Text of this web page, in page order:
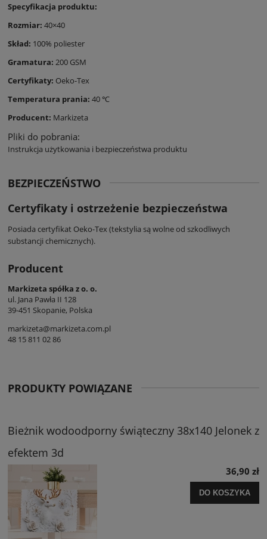
Specyfikacja produktu:
Rozmiar: 40×40
Skład: 100% poliester
Gramatura: 200 GSM
Certyfikaty: Oeko-Tex
Temperatura prania: 40 ℃
Producent: Markizeta
Pliki do pobrania:
Instrukcja użytkowania i bezpieczeństwa produktu
BEZPIECZEŃSTWO
Certyfikaty i ostrzeżenie bezpieczeństwa
Posiada certyfikat Oeko-Tex (tekstylia są wolne od szkodliwych
substancji chemicznych).
Producent
Markizeta spółka z o. o.
ul. Jana Pawła II 128
39-451 Skopanie, Polska
markizeta@markizeta.com.pl
48 15 811 02 86
PRODUKTY POWIĄZANE
Bieżnik wodoodporny świąteczny 38x140 Jelonek z
efektem 3d
36,90 zł
DO KOSZYKA